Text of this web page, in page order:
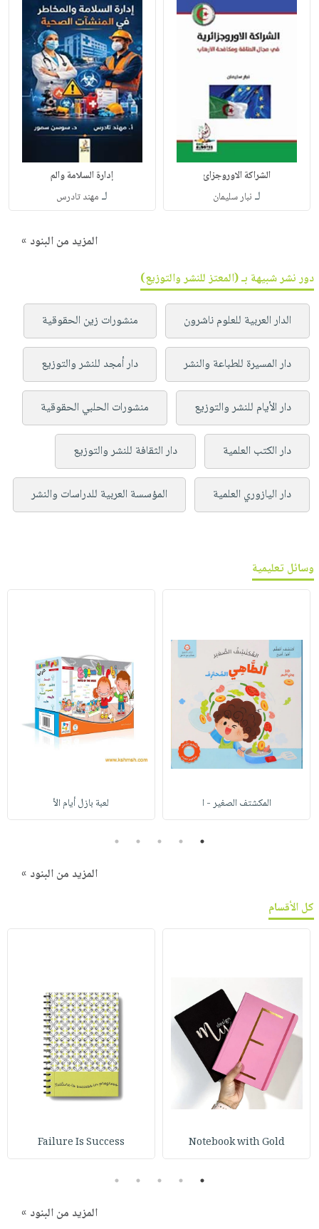
الشراكة الاوروجزائ
لـ نبار سليمان
إدارة السلامة والم
لـ مهند تادرس
المزيد من البنود »
دور نشر شبيهة بـ (المعتز للنشر والتوزيع)
الدار العربية للعلوم ناشرون منشورات زين الحقوقية
دار المسيرة للطباعة والنشر دار أمجد للنشر والتوزيع
دار الأيام للنشر والتوزيع منشورات الحلبي الحقوقية
دار الكتب العلمية دار الثقافة للنشر والتوزيع
دار اليازوري العلمية المؤسسة العربية للدراسات والنشر
وسائل تعليمية
المكشتف الصغير - ا لعبة بازل أيام الأ
1
2
3
4
5
المزيد من البنود »
كل الأقسام
Notebook with Gold
Failure Is Success
1
2
3
4
5
المزيد من البنود »